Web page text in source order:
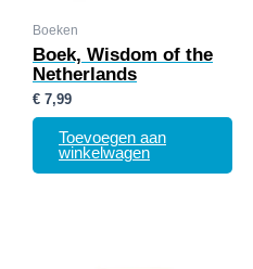
Boeken
Boek, Wisdom of the
Netherlands
€ 7,99
Toevoegen aan
winkelwagen